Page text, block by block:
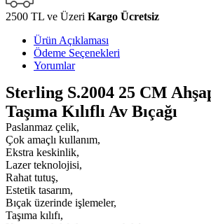
2500 TL ve Üzeri Kargo Ücretsiz
Ürün Açıklaması
Ödeme Seçenekleri
Yorumlar
Sterling S.2004 25 CM
Taşıma Kılıflı Av Bıçağı
Paslanmaz çelik,
Çok amaçlı kullanım,
Ekstra keskinlik,
Lazer teknolojisi,
Rahat tutuş,
Estetik tasarım,
Bıçak üzerinde işlemeler,
Taşıma kılıfı,